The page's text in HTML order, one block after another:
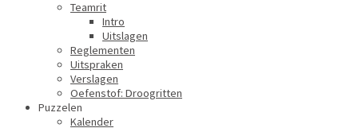
Teamrit
Intro
Uitslagen
Reglementen
Uitspraken
Verslagen
Oefenstof: Droogritten
Puzzelen
Kalender